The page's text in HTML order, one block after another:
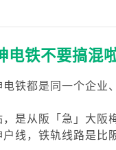
铁不要搞混啦
铁都是同一个企业
是从阪「急」大阪
线，铁轨线路是比